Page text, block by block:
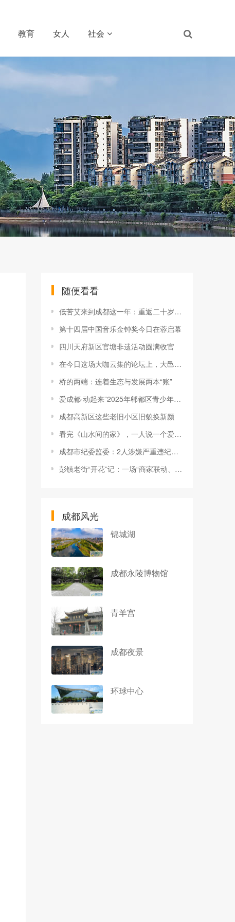
教育 女人 社会
随便看看
低苦艾来到成都这一年：重返二十岁的冲劲
第十四届中国音乐金钟奖今日在蓉启幕
四川天府新区官塘非遗活动圆满收官
在今日这场大咖云集的论坛上，大邑作经验分享！
桥的两端：连着生态与发展两本“账”
爱成都·动起来”2025年郫都区青少年（学生） 运动会田径比赛圆满落幕
成都高新区这些老旧小区旧貌换新颜
看完《山水间的家》，一人说一个爱上夹关镇的理由！
成都市纪委监委：2人涉嫌严重违纪违法被查
彭镇老街“开花”记：一场“商家联动、政企协同”的社区美学营造实验
成都风光
锦城湖
成都永陵博物馆
青羊宫
成都夜景
环球中心